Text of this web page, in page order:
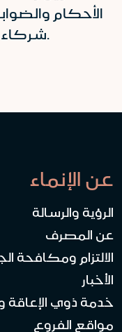
الأحكام
شركاء المصرف وتحقق تطلعاتهم.
عن الإنماء
الرؤية والرسالة
عن المصرف
الالتزام ومكافحة
الأخبار
خدمة ذوي الإعاقة
مواقع الفروع